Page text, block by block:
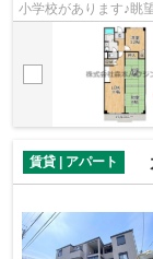
小学校があります♪眺
ります♪枚方市エリア
賃貸 | アパート